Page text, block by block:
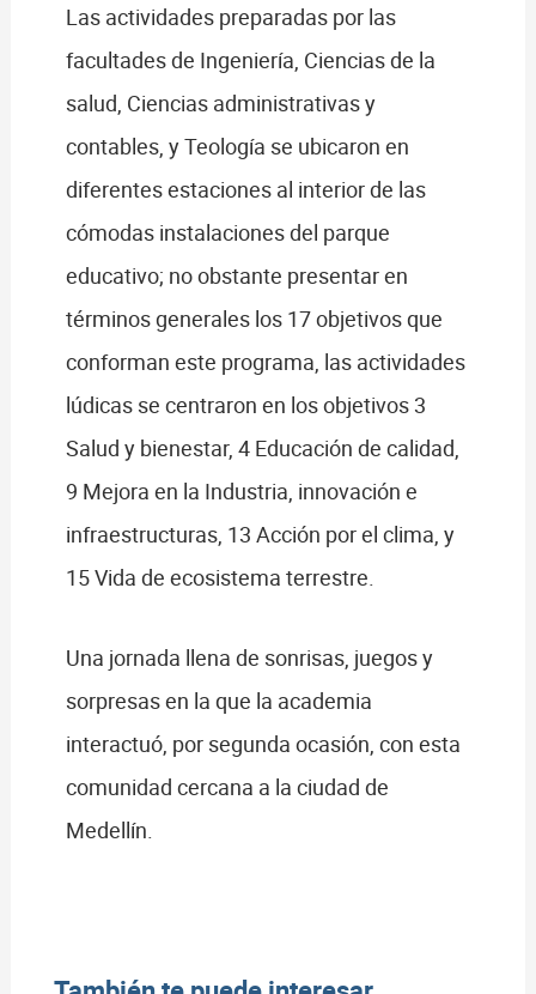
Las actividades preparadas por las
facultades de Ingeniería, Ciencias de la
salud, Ciencias administrativas y
contables, y Teología se ubicaron en
diferentes estaciones al interior de las
cómodas instalaciones del parque
educativo; no obstante presentar en
términos generales los 17 objetivos que
conforman este programa, las actividades
lúdicas se centraron en los objetivos 3
Salud y bienestar, 4 Educación de calidad,
9 Mejora en la Industria, innovación e
infraestructuras, 13 Acción por el clima, y
15 Vida de ecosistema terrestre.
Una jornada llena de sonrisas, juegos y
sorpresas en la que la academia
interactuó, por segunda ocasión, con esta
comunidad cercana a la ciudad de
Medellín.